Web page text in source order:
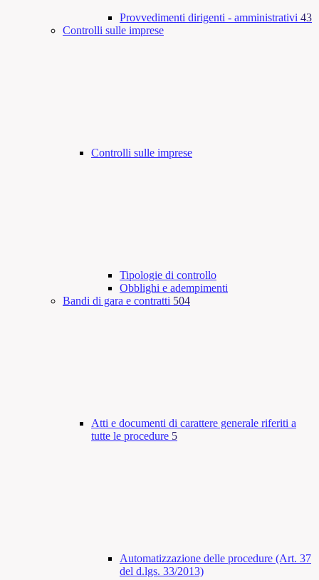
Provvedimenti dirigenti - amministrativi 43
Controlli sulle imprese
Controlli sulle imprese
Tipologie di controllo
Obblighi e adempimenti
Bandi di gara e contratti 504
Atti e documenti di carattere generale riferiti a
tutte le procedure 5
Automatizzazione delle procedure (Art. 37
del d.lgs. 33/2013)